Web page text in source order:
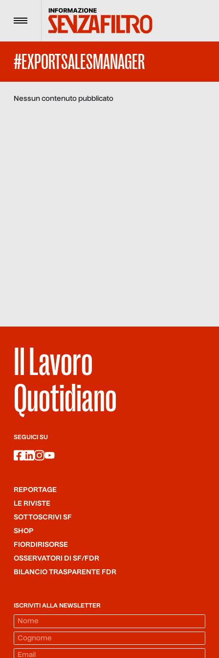
Menu
#EXPORTSALESMANAGER
Nessun contenuto pubblicato
Il Lavoro
Quotidiano
SEGUICI SU
facebook
linkedin
instagram
youtube
REPORTAGE
LE RIVISTE
SOTTOSCRIVI SF
SHOP
FIORDIRISORSE
OSSERVATORI DI SF/FDR
BILANCIO TRASPARENTE FDR
ISCRIVITI ALLA NEWSLETTER